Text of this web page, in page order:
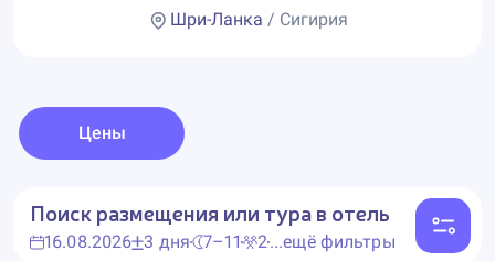
Шри-Ланка / Сигирия
Цены
Поиск размещения или тура в отель
16.08.2026 3 дня 7–11 2...ещё фильтры